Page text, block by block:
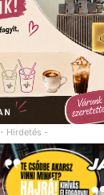
- Hirdetés -